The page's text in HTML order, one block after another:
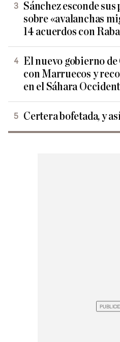
Sánchez esconde
sobre «avalanchas
14 acuerdos con
El nuevo gobierno
con Marruecos y
en el Sáhara
Certera bofetada, y